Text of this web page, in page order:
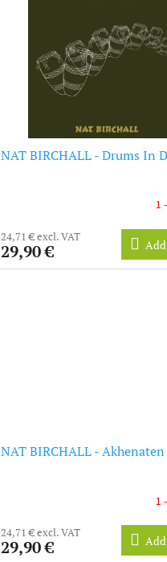
NAT BIRCHALL - Drums In
1
24,71 € excl. VAT
29,90 €
NAT BIRCHALL -
1
24,71 € excl. VAT
29,90 €